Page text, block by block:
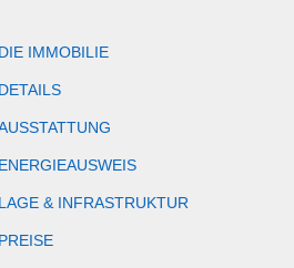
DIE IMMOBILIE
DETAILS
ENERGIEAUSWEIS
LAGE & INFRASTRUKTUR
PREISE